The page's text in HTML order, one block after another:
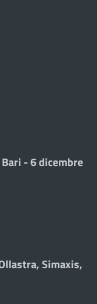
- 6 dicembre
Simaxis,